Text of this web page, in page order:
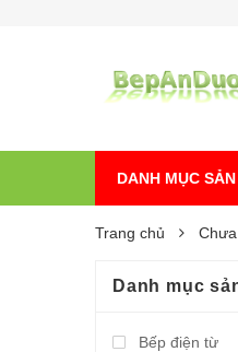
DANH MỤC
Trang chủ
Danh mục
Bếp điện từ